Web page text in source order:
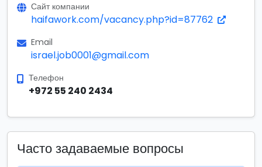
Сайт компании
haifawork.com/vacancy.php?id=87762
Email
israel.job0001@gmail.com
Телефон
+972 55 240 2434
Часто задаваемые вопросы